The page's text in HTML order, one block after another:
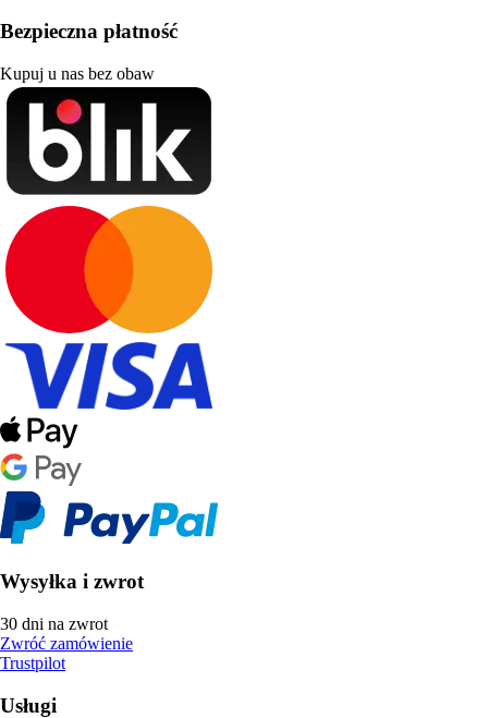
Bezpieczna płatność
Kupuj u nas bez obaw
Wysyłka i zwrot
30 dni na zwrot
Zwróć zamówienie
Trustpilot
Usługi